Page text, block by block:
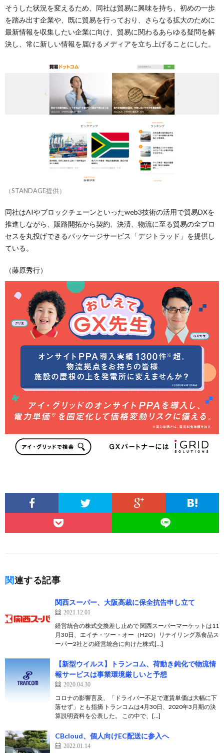
そうした状況を変えるため、同社は貿易に興味を持ち、初めの一歩
を踏み出す企業や、既に貿易を行っており、さらなる拡大のために
最新情報を収集したい企業に向け、貿易に関わるあらゆる疑問を解
決し、常に新しい情報を届けるメディアを立ち上げることにした。
（STANDAGE提供）
同社はAIやブロックチェーンといったweb3技術の活用で貿易DXを
推進しながら、販路開拓から契約、決済、物流に至る貿易の全プロ
セスを丸投げできるパッケージサービス「デジトラッド」を提供し
ている。
（藤原秀行）
関連する記事
関西スーパー、大阪高裁に保全抗告申し立て
2021.12.01
経営統合の株式交換差し止めで 関西スーパーマーケットは11
月30日、エイチ・ツー・オー（H2O）リテイリング系食品ス
ーパー2社との経営統合に向けた株式[…]
【新型ウイルス】トランコム、荷動き鈍化で物流情
報サービスは事業環境厳しいと予想
2020.04.30
コロナの影響言及、「ドライバー不足で運賃単価は大幅に下
落せず」とも指摘 トランコムは4月30日、2020年3月期の決
算説明資料を公表した。 この中で、[…]
CBcloud、個人向けEC配送に参入へ
2022.01.14